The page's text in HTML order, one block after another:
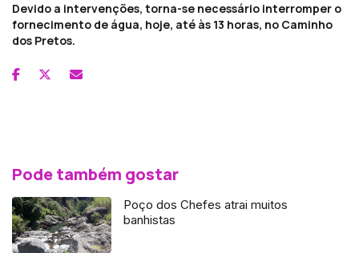
Devido a intervenções, torna-se necessário interromper o
fornecimento de água, hoje, até às 13 horas, no Caminho
dos Pretos.
Pode também gostar
Poço dos Chefes atrai muitos
banhistas